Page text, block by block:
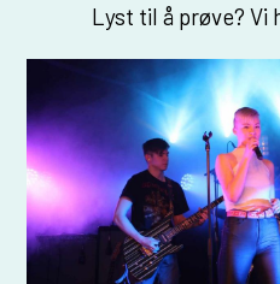
Lyst til å prøve? Vi